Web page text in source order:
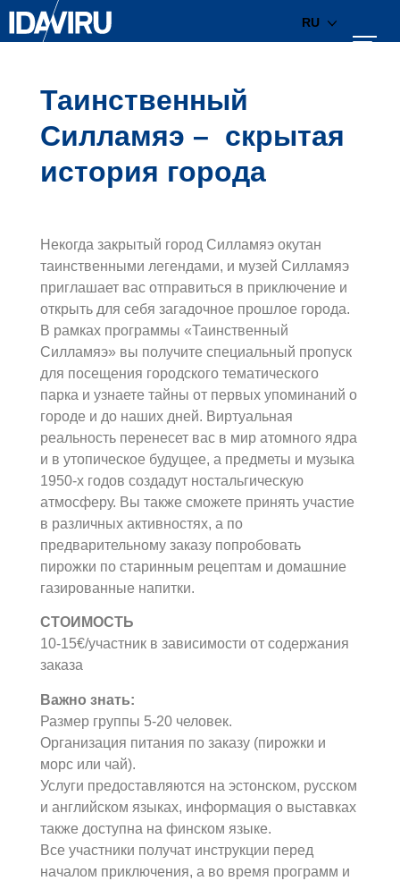
RU
Таинственный
Силламяэ – скрытая
история города
Некогда закрытый город Силламяэ окутан
таинственными легендами, и музей Силламяэ
приглашает вас отправиться в приключение и
открыть для себя загадочное прошлое города.
В рамках программы «Таинственный
Силламяэ» вы получите специальный пропуск
для посещения городского тематического
парка и узнаете тайны от первых упоминаний о
городе и до наших дней. Виртуальная
реальность перенесет вас в мир атомного ядра
и в утопическое будущее, а предметы и музыка
1950-х годов создадут ностальгическую
атмосферу. Вы также сможете принять участие
в различных активностях, а по
предварительному заказу попробовать
пирожки по старинным рецептам и домашние
газированные напитки.
СТОИМОСТЬ
10-15€/участник в зависимости от содержания
заказа
Важно знать:
Размер группы 5-20 человек.
Организация питания по заказу (пирожки и
морс или чай).
Услуги предоставляются на эстонском, русском
и английском языках, информация о выставках
также доступна на финском языке.
Все участники получат инструкции перед
началом приключения, а во время программ и